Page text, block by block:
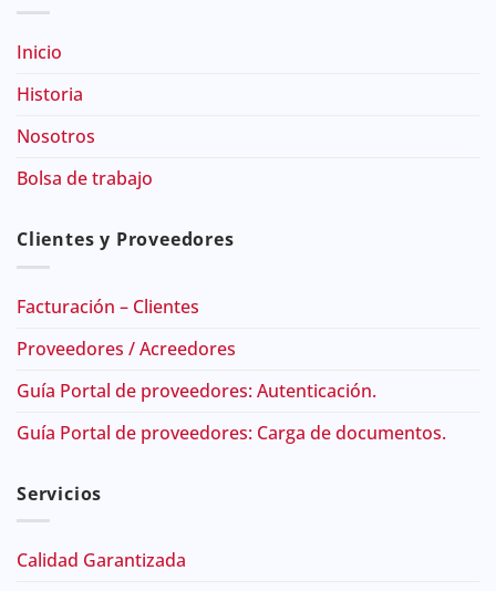
Inicio
Historia
Nosotros
Bolsa de trabajo
Clientes y Proveedores
Facturación – Clientes
Proveedores / Acreedores
Guía Portal de proveedores: Autenticación.
Guía Portal de proveedores: Carga de documentos.
Servicios
Calidad Garantizada